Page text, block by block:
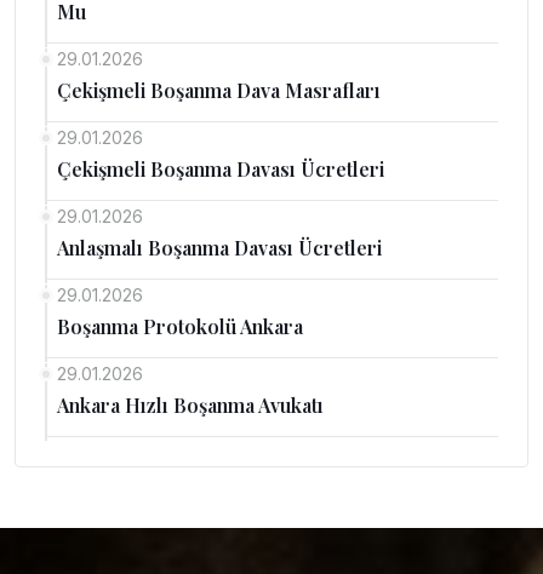
Mu
29.01.2026
Çekişmeli Boşanma Dava Masrafları
29.01.2026
Çekişmeli Boşanma Davası Ücretleri
29.01.2026
Anlaşmalı Boşanma Davası Ücretleri
29.01.2026
Boşanma Protokolü Ankara
29.01.2026
Ankara Hızlı Boşanma Avukatı